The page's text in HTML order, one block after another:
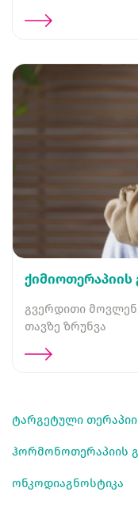
ქიმიოთერაპიის
გვერდითი
თავზე ზრუნვა
ტარგეტული
ჰორმონოთერაპიის
ონკოდიაგნოსტიკა